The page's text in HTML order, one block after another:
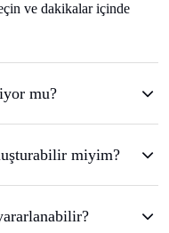
ve dakikalar içinde
mu?
miyim?